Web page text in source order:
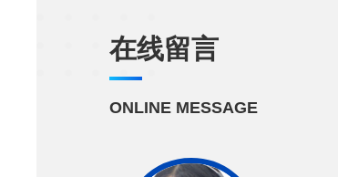
在线留言
ONLINE MESSAGE